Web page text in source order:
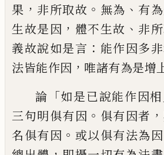
果 ， 非所取故 。 無為 、 有
生故是因 ， 體不生故 、 非
義故說如是言 ： 能作因多
法皆能作因 ， 唯諸有為是增
論 「如是已說能作因相
三句明俱有因 。 俱有因者 ，
名俱有因 。 或以俱有法為因